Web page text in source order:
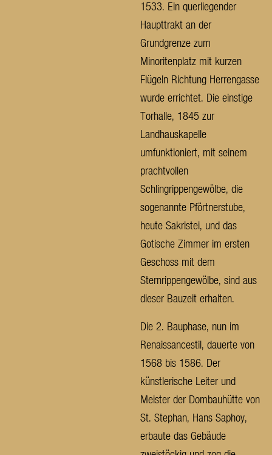
1533. Ein querliegender
Haupttrakt an der
Grundgrenze zum
Minoritenplatz mit kurzen
Flügeln Richtung Herrengasse
wurde errichtet. Die einstige
Torhalle, 1845 zur
Landhauskapelle
umfunktioniert, mit seinem
prachtvollen
Schlingrippengewölbe, die
sogenannte Pförtnerstube,
heute Sakristei, und das
Gotische Zimmer im ersten
Geschoss mit dem
Sternrippengewölbe, sind aus
dieser Bauzeit erhalten.
Die 2. Bauphase, nun im
Renaissancestil, dauerte von
1568 bis 1586. Der
künstlerische Leiter und
Meister der Dombauhütte von
St. Stephan, Hans Saphoy,
erbaute das Gebäude